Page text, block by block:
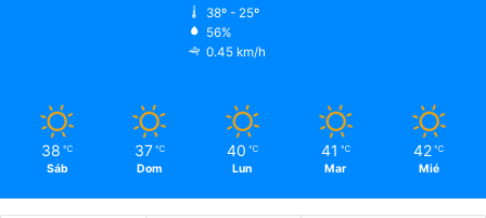
38º - 25º
56%
0.45 km/h
38 ℃
Sáb
37 ℃
Dom
40 ℃
Lun
41 ℃
Mar
42 ℃
Mié